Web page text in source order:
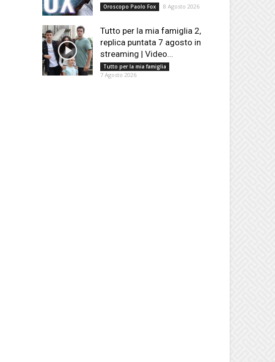
Oroscopo Paolo Fox 8 Agosto 2026
Tutto per la mia famiglia 2,
replica puntata 7 agosto in
streaming | Video...
Tutto per la mia famiglia
7 Agosto 2026